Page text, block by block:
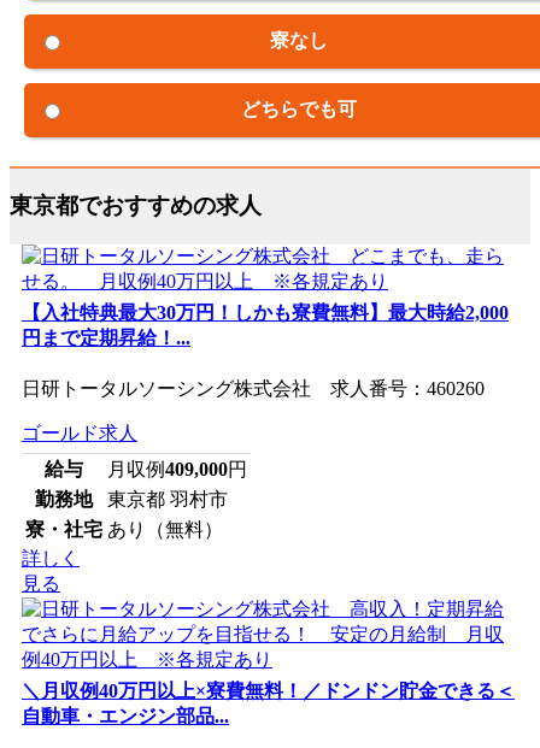
寮なし
どちらでも可
東京都でおすすめの求人
【入社特典最大30万円！しかも寮費無料】最大時給2,000
円まで定期昇給！...
日研トータルソーシング株式会社 求人番号：460260
ゴールド求人
給与
月収例409,000円
勤務地
東京都 羽村市
寮・社宅 あり（無料）
詳しく
見る
＼月収例40万円以上×寮費無料！／ドンドン貯金できる＜
自動車・エンジン部品...